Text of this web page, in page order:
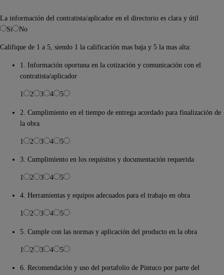
La información del contratista/aplicador en el directorio es clara y útil
Si
No
Califique de 1 a 5, siendo 1 la calificación mas baja y 5 la mas alta:
1. Información oportuna en la cotización y comunicación con el
contratista/aplicador
1 2 3 4 5
2. Cumplimiento en el tiempo de entrega acordado para finalización de
la obra
1 2 3 4 5
3. Cumplimiento en los requisitos y documentación requerida
1 2 3 4 5
4. Herramientas y equipos adecuados para el trabajo en obra
1 2 3 4 5
5. Cumple con las normas y aplicación del producto en la obra
1 2 3 4 5
6. Recomendación y uso del portafolio de Pintuco por parte del